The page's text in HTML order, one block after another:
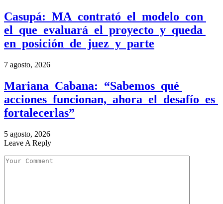
Casupá: MA contrató el modelo con
el que evaluará el proyecto y queda
en posición de juez y parte
7 agosto, 2026
Mariana Cabana: “Sabemos qué
acciones funcionan, ahora el desafío es
fortalecerlas”
5 agosto, 2026
Leave A Reply